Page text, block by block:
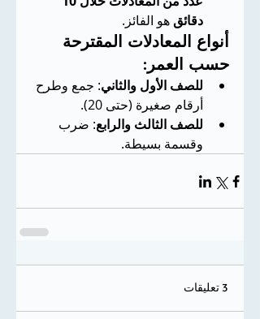
دقائق هو الفائز.
أنواع المعادلات المقترحة
حسب العمر:
للصف الأول والثاني: جمع وطرح
أرقام صغيرة (حتى 20).
للصف الثالث والرابع: ضرب
وقسمة بسيطة.
3 تعليقات